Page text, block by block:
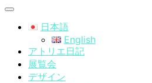
日本語
English
アトリエ日記
展覧会
デザイン